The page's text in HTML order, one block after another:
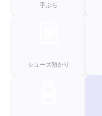
手ぶら
シューズ預かり